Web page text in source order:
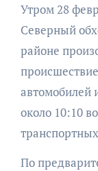
Утром 28 февраля 2026 года на автодороге
Северный
районе
автомобилей
около 10:10
По